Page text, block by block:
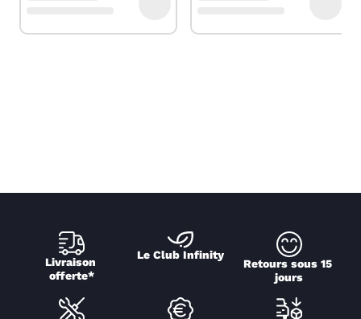
Livraison
offerte*
Le Club Infinity
Retours sous 15
jours